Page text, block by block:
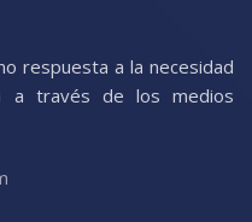
respuesta a la necesidad
a través de los medios